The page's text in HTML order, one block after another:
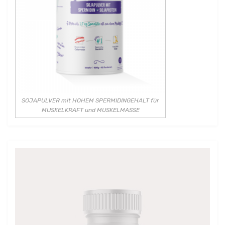
SOJAPULVER mit HOHEM SPERMIDINGEHALT für
MUSKELKRAFT und MUSKELMASSE